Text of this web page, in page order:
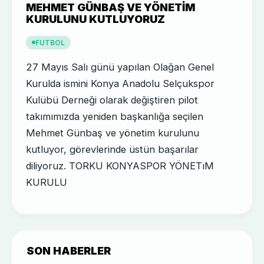
MEHMET GÜNBAŞ VE YÖNETIM
KURULUNU KUTLUYORUZ
FUTBOL
27 Mayıs Salı günü yapılan Olağan Genel
Kurulda ismini Konya Anadolu Selçukspor
Kulübü Derneği olarak değiştiren pilot
takımımızda yeniden başkanlığa seçilen
Mehmet Günbaş ve yönetim kurulunu
kutluyor, görevlerinde üstün başarılar
diliyoruz. TORKU KONYASPOR YÖNETıM
KURULU
SON HABERLER